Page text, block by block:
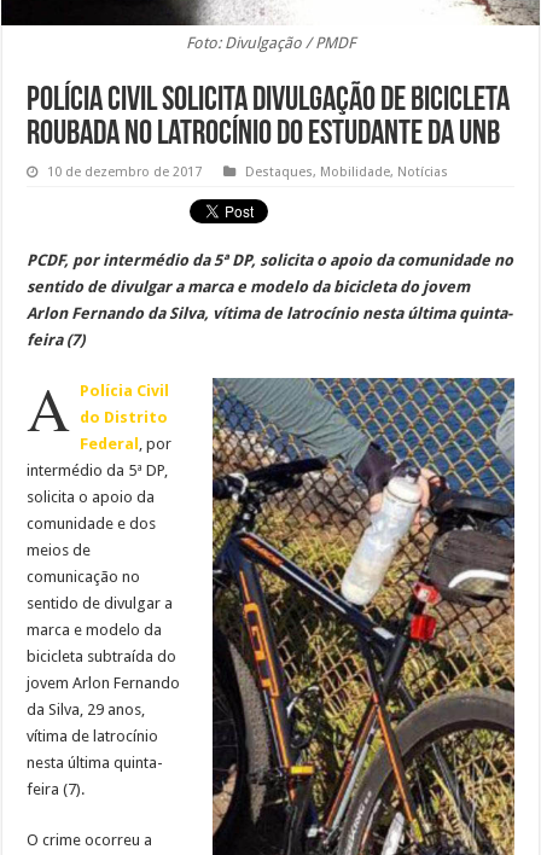
Foto: Divulgação / PMDF
Polícia Civil solicita divulgação de bicicleta
roubada no latrocínio do estudante da UnB
10 de dezembro de 2017 Destaques, Mobilidade, Notícias
PCDF, por intermédio da 5ª DP, solicita o apoio da comunidade no
sentido de divulgar a marca e modelo da bicicleta do jovem
Arlon Fernando da Silva, vítima de latrocínio nesta última quinta-
feira (7)
A Polícia Civil
do Distrito
Federal , por
intermédio da 5ª DP,
solicita o apoio da
comunidade e dos
meios de
comunicação no
sentido de divulgar a
marca e modelo da
bicicleta subtraída do
jovem Arlon Fernando
da Silva, 29 anos,
vítima de latrocínio
nesta última quinta-
feira (7).
O crime ocorreu a